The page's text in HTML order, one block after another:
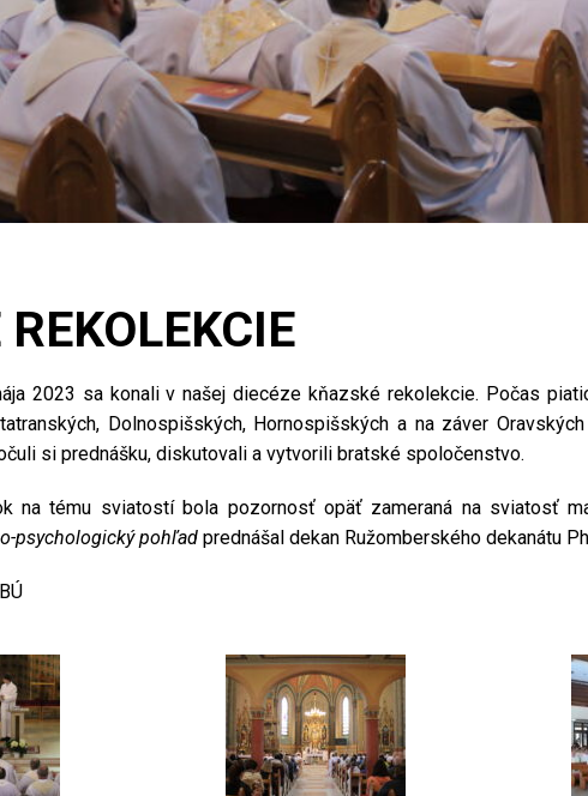
2023 sa konali v našej diecéze kňazské rekolekcie. Počas
Dolnospišských, Hornospišských a na záver
si prednášku, diskutovali a vytvorili bratské spoločenstvo.
na tému sviatostí bola pozornosť opäť zameraná na sviatosť
psychologický pohľadprednášal dekan Ružomberského dekanátu